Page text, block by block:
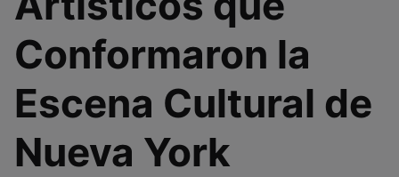
Conformaron la
Escena Cultural de
Nueva York